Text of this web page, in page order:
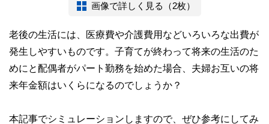
画像で詳しく見る（2枚）
老後の生活には、医療費や介護費用などいろいろな出費が
発生しやすいものです。子育てが終わって将来の生活のた
めにと配偶者がパート勤務を始めた場合、夫婦お互いの将
来年金額はいくらになるのでしょうか？
本記事でシミュレーションしますので、ぜひ参考にしてみ